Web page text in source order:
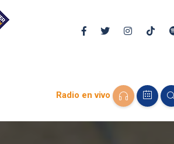
Radio en vivo